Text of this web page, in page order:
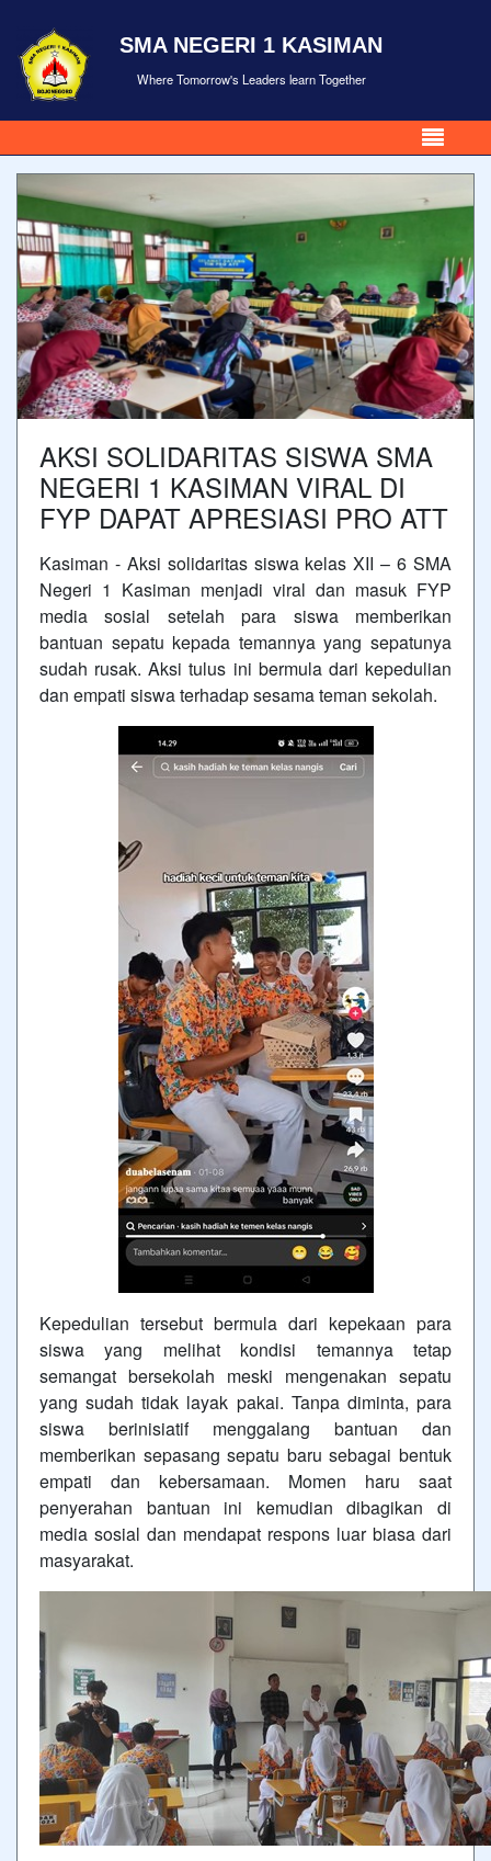
SMA NEGERI 1 KASIMAN
Where Tomorrow's Leaders learn Together
AKSI SOLIDARITAS SISWA SMA
NEGERI 1 KASIMAN VIRAL DI
FYP DAPAT APRESIASI PRO ATT
Kasiman - Aksi solidaritas siswa kelas XII – 6 SMA
Negeri 1 Kasiman menjadi viral dan masuk FYP
media sosial setelah para siswa memberikan
bantuan sepatu kepada temannya yang sepatunya
sudah rusak. Aksi tulus ini bermula dari kepedulian
dan empati siswa terhadap sesama teman sekolah.
Kepedulian tersebut bermula dari kepekaan para
siswa yang melihat kondisi temannya tetap
semangat bersekolah meski mengenakan sepatu
yang sudah tidak layak pakai. Tanpa diminta, para
siswa berinisiatif menggalang bantuan dan
memberikan sepasang sepatu baru sebagai bentuk
empati dan kebersamaan. Momen haru saat
penyerahan bantuan ini kemudian dibagikan di
media sosial dan mendapat respons luar biasa dari
masyarakat.